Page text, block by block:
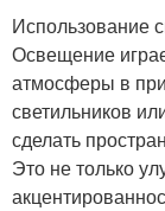
Использование
Освещение
атмосферы в
светильников
сделать
Это не только